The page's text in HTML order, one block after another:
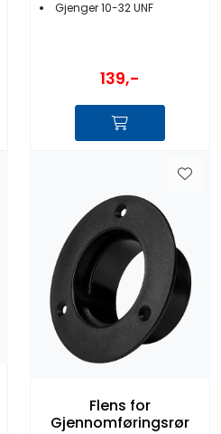
Gjenger 10-32 UNF
139,-
Flens for
Gjennomføringsrør